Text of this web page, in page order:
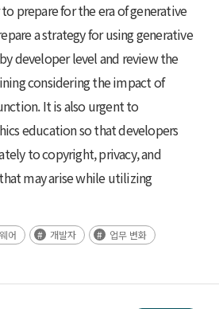
prepare for the era of generative
a strategy for using generative
developer level and review the
considering the impact of
It is also urgent to
education so that developers
to copyright, privacy, and
may arise while utilizing
어 개발자 업무 변화